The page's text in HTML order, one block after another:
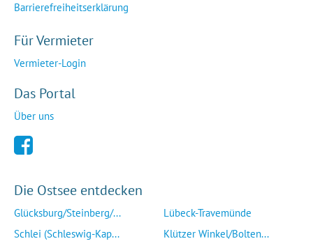
Barrierefreiheitserklärung
Für Vermieter
Vermieter-Login
Das Portal
Über uns
Die Ostsee entdecken
Glücksburg/Steinberg/...
Schlei (Schleswig-Kap...
Lübeck-Travemünde
Klützer Winkel/Bolten...